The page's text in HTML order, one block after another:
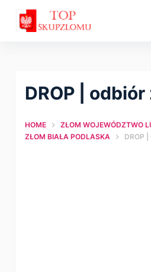
DROP | odbiór
HOME
ZŁOM WOJEWÓDZTWO
ZŁOM BIAŁA PODLASKA
DROP |